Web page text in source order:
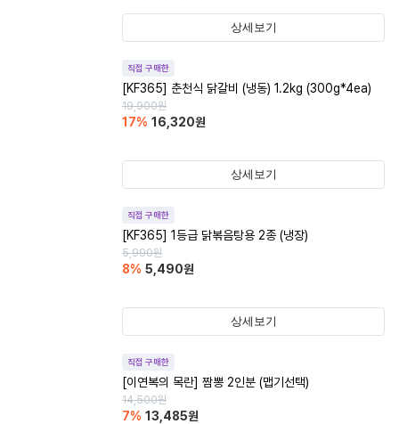
상세보기
직접 구매한
[KF365] 춘천식 닭갈비 (냉동) 1.2kg (300g*4ea)
19,900원
17% 16,320원
상세보기
직접 구매한
[KF365] 1등급 닭볶음탕용 2종 (냉장)
5,990원
8% 5,490원
상세보기
직접 구매한
[이연복의 목란] 짬뽕 2인분 (맵기선택)
14,500원
7% 13,485원